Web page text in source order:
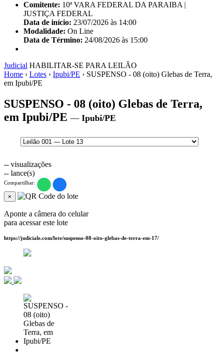
Comitente: 10ª VARA FEDERAL DA PARAIBA |
JUSTIÇA FEDERAL
Data de início: 23/07/2026 às 14:00
Modalidade: On Line
Data de Término: 24/08/2026 às 15:00
Judicial HABILITAR-SE PARA LEILÃO
Home › Lotes › Ipubi/PE › SUSPENSO - 08 (oito) Glebas de Terra,
em Ipubi/PE
SUSPENSO - 08 (oito) Glebas de Terra,
em Ipubi/PE — Ipubi/PE
-- visualizações
-- lance(s)
Compartilhar:
×
Aponte a câmera do celular
para acessar este lote
https://judiciale.com/lote/suspenso-08-oito-glebas-de-terra-em-17/